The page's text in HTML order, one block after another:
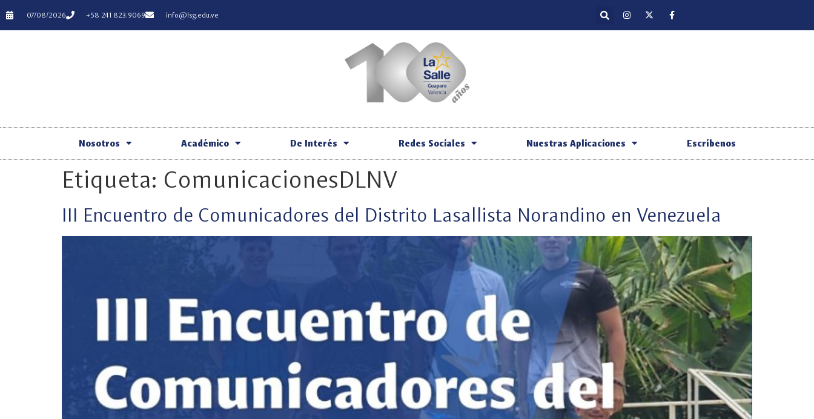
07/08/2026 +58 241 823.9069 info@lsg.edu.ve
Nosotros Académico De Interés Redes Sociales Nuestras Aplicaciones Escríbenos
Etiqueta: ComunicacionesDLNV
III Encuentro de Comunicadores del Distrito Lasallista Norandino en Venezuela